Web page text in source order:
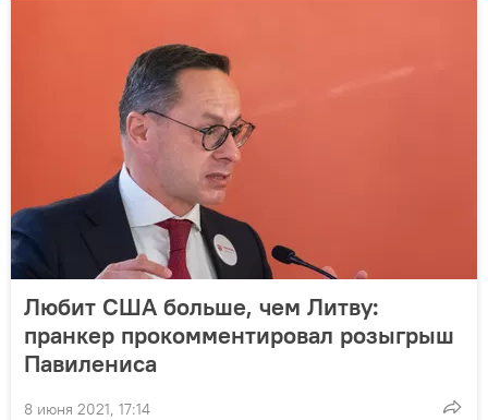
Любит США больше, чем Литву:
пранкер прокомментировал розыгрыш
Павилениса
8 июня 2021, 17:14